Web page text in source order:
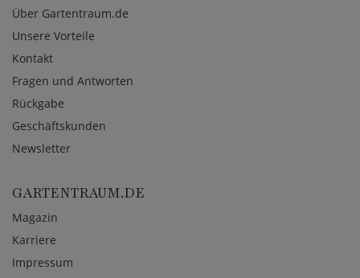
Über Gartentraum.de
Unsere Vorteile
Kontakt
Fragen und Antworten
Rückgabe
Geschäftskunden
Newsletter
GARTENTRAUM.DE
Magazin
Karriere
Impressum